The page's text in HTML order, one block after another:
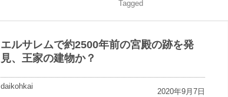
Tagged
エルサレムで約2500年前の宮殿の跡を発
見、王家の建物か？
daikohkai
2020年9月7日